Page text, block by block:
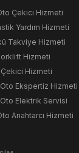
Çekici Hizmeti
Yardım Hizmeti
Takviye Hizmeti
Hizmeti
Hizmeti
Ekspertiz Hizmeti
Elektrik Servisi
Anahtarcı Hizmeti